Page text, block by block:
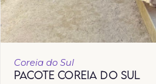
Coreia do Sul
PACOTE COREIA DO SUL